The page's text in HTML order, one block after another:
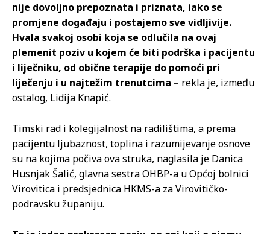
nije dovoljno prepoznata i priznata, iako se
promjene događaju i postajemo sve vidljivije.
Hvala svakoj osobi koja se odlučila na ovaj
plemenit poziv u kojem će biti podrška i pacijentu
i liječniku, od obične terapije do pomoći pri
liječenju i u najtežim trenutcima – rekla je, između
ostalog, Lidija Knapić.
Timski rad i kolegijalnost na radilištima, a prema
pacijentu ljubaznost, toplina i razumijevanje osnove
su na kojima počiva ova struka, naglasila je Danica
Husnjak Šalić, glavna sestra OHBP-a u Općoj bolnici
Virovitica i predsjednica HKMS-a za Virovitičko-
podravsku županiju.